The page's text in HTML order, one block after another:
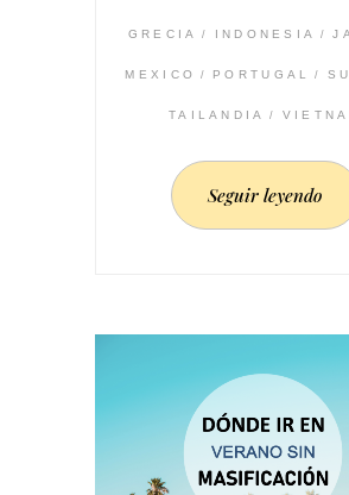
GRECIA INDONESIA
MEXICO PORTUGAL
TAILANDIA
Seguir leyendo